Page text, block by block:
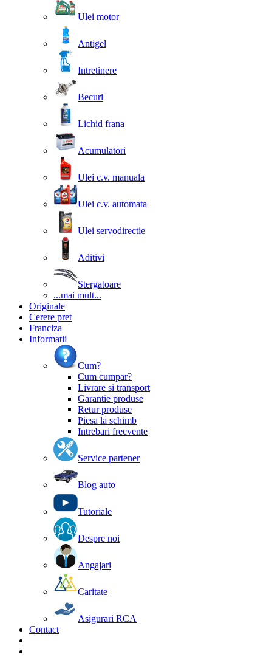
Ulei motor
Antigel
Intretinere
Becuri
Lichid frana
Acumulatori
Ulei c.v. manuala
Ulei c.v. automata
Ulei servodirectie
Aditivi
Stergatoare
...mai mult...
Originale
Cerere pret
Franciza
Informatii
Cum?
Cum cumpar?
Livrare si transport
Garantie produse
Retur produse
Piesa la schimb
Intrebari frecvente
Service partener
Blog auto
Tutoriale
Despre noi
Angajari
Caritate
Asigurari RCA
Contact